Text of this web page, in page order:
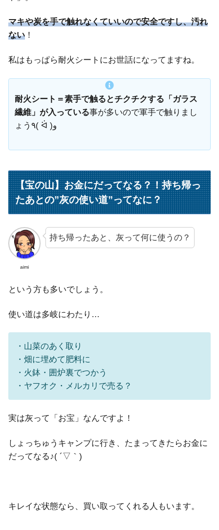
マキや炭を手で触れなくていいので安全ですし、汚れ
ない ！
私はもっぱら耐火シートにお世話になってますね。
耐火シート＝素手で触るとチクチクする「ガラス
繊維」が入っている事が多いので軍手で触りまし
ょう٩( ᐛ )و
【宝の山】お金にだってなる？！持ち帰っ
たあとの”灰の使い道”ってなに？
aimi
持ち帰ったあと、灰って何に使うの？
という方も多いでしょう。
使い道は多岐にわたり…
・山菜のあく取り
・畑に埋めて肥料に
・火鉢・囲炉裏でつかう
・ヤフオク・メルカリで売る？
実は灰って「お宝」なんですよ！
しょっちゅうキャンプに行き、たまってきたらお金に
だってなる♪( ´▽｀)
キレイな状態なら、買い取ってくれる人もいます。